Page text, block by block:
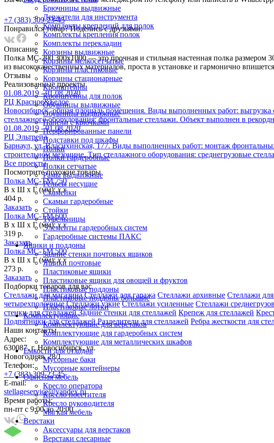
Брючницы выдвижные
Держатели для инструмента
Комплекты креплений для полок
Комплекты крепления полок
Комплекты перекладин
Корзины выдвижные
Корзины мелкосетчатые
Корзины пластиковые
Корзины стационарные
Кронштейны
Кронштейны для полок
Обувницы выдвижные
Обувницы выдвижные
Панели с крючками
Перфорированные панели
Подставки под шкафы
Полки
Полки гардеробные
Полки сетчатые
Рамы выдвижные
Рельсы несущие
Скамейки
Скамьи гардеробные
Стойки
Туфельницы
Элементы гардеробных систем
Гардеробные системы ПАКС
Ящики и поддоны
Задние стенки почтовых ящиков
Ящики почтовые
Пластиковые ящики
Пластиковые ящики для овощей и фруктов
Пластиковые поддоны
Пластиковые поддоны большие
Пластиковые лотки
Комплектующие
Комплектующие для верстаков
Комплектующие для гардеробных систем
Комплектующие для металлических шкафов
Емкости для отходов
Мусорные баки
Мусорные контейнеры
Офисная мебель
Кресло оператора
Кресло посетителя
Кресло руководителя
Мягкая мебель
Верстаки
Аксессуары для верстаков
Верстаки слесарные
+7 (383) 309-23-45
Понравился товар? Поделись с друзьями:
Описание
Полка МС-200 300x1000 — это прочная и стильная настенная полка размером
из высококачественных материалов, проста в установке и гармонично
Отзывы
Реализованныe проекты
01.08.2019 - 01.08.2020
РЦ Красное&Белое
Новосибирск, общая площадь помещения. Виды выполненных работ:
стеллажного оборудования: фронтальные стеллажи. Объект выполнен в
01.08.2019 - 01.08.2020
РЦ Эльтрейд
Барнаул, ул. Власихинская, 177. Виды выполненных работ: монтаж
строительном мезонине. Тип стеллажного оборудования: среднегрузовые
Все проекты
Посмотрите похожие товары
Полка МС-ТМ 750
В х Ш х Г (мм):х х
404 р.
Заказать
Полка МС-ТМ 600
В х Ш х Г (мм):х х
319 р.
Заказать
Полка МС-ТМ 500
В х Ш х Г (мм):х х
273 р.
Заказать
Подборки товаров для вас
Стеллажи для магазина Стеллажи для гаража Стеллажи архивные Стеллажи
четырехполочные Стеллажи узкие Стеллажи усиленные Стеллажи
стенки для стеллажей Задние стенки для стеллажей Крепеж для стеллажей
Подпятники для стеллажей Разделители для стеллажей Ребра жесткости для
Наши контакты
Адрес:
630087, г. Новосибирск, ул.
Новогодняя, 28/1
Телефон:
+7 (383) 309-23-45
E-mail:
stellageservice@yandex.ru
Время работы:
пн-пт с 9:00 до 20:00